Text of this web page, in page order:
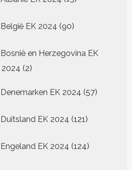
België EK 2024 9090
Bosnië en Herzegovina EK
2024 22
Denemarken EK 2024 5757
Duitsland EK 2024 121 121
Engeland EK 2024 124124